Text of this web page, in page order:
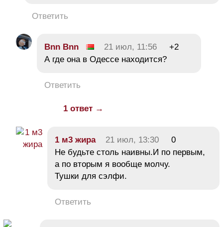
Ответить
Bnn Bnn 21 июл, 11:56
+2
А где она в Одессе находится?
Ответить
1 ответ →
1 м3 жира 21 июл, 13:30
0
Не будьте столь наивны.И по первым,
а по вторым я вообще молчу.
Тушки для сэлфи.
Ответить